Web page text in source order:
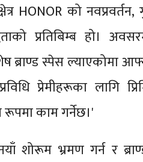
HONOR को
प्रतिबिम्ब हो।
ब्राण्ड स्पेस ल्याएकोमा
प्रेमीहरूका लागि
रूपमा काम गर्नेछ।'
शोरूम भ्रमण गर्न र